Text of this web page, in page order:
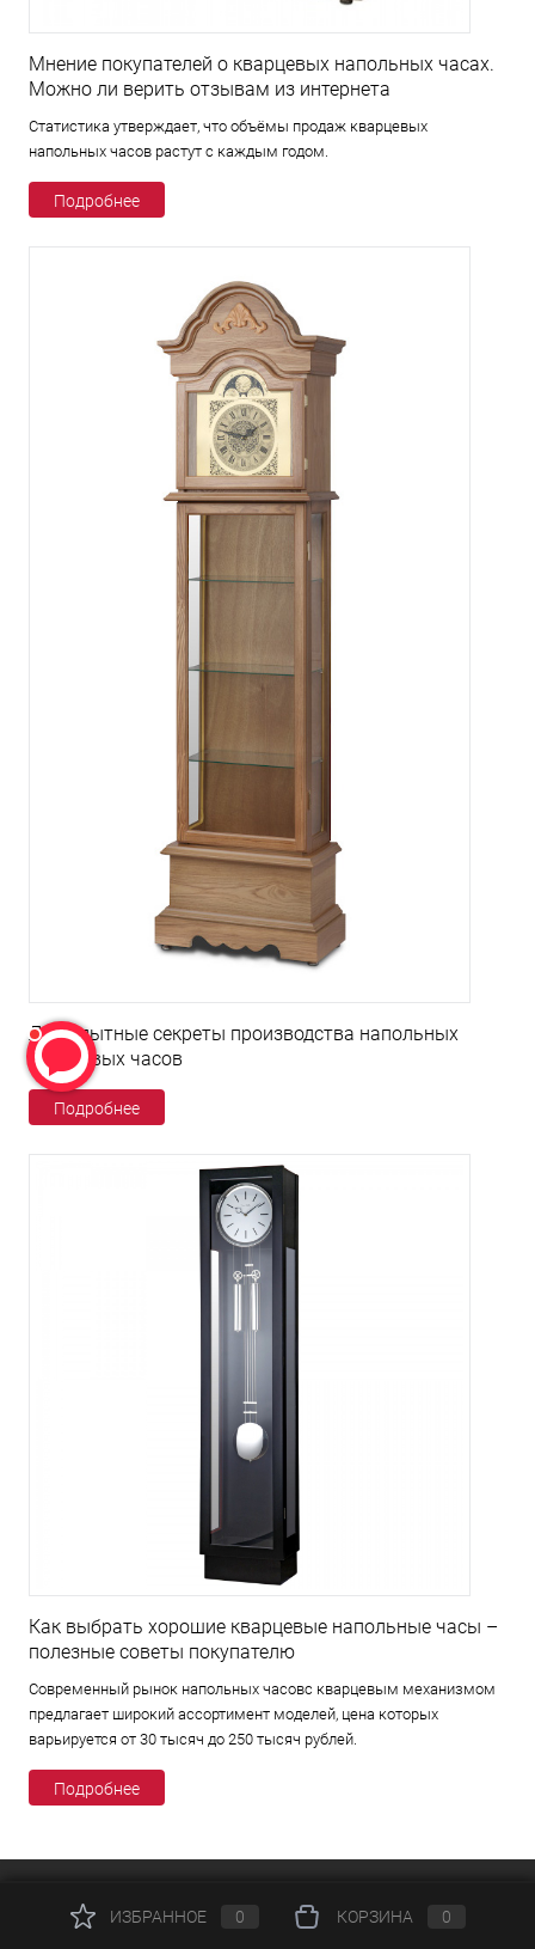
Мнение покупателей о кварцевых напольных часах.
Можно ли верить отзывам из интернета
Статистика утверждает, что объёмы продаж кварцевых
напольных часов растут с каждым годом.
Подробнее
Любопытные секреты производства напольных
кварцевых часов
Подробнее
Как выбрать хорошие кварцевые напольные часы –
полезные советы покупателю
Современный рынок напольных часовс кварцевым механизмом
предлагает широкий ассортимент моделей, цена которых
варьируется от 30 тысяч до 250 тысяч рублей.
Подробнее
КАТАЛОГИЗБРАННОЕ 0 КОРЗИНА 0